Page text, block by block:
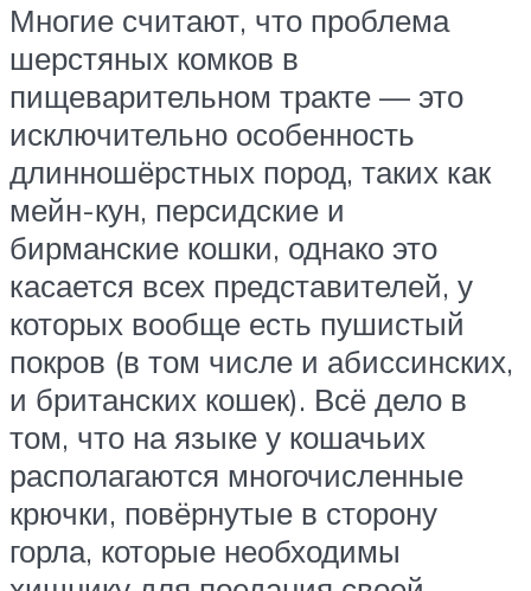
Многие считают, что проблема
шерстяных комков в
пищеварительном тракте — это
исключительно особенность
длинношёрстных пород, таких как
мейн-кун, персидские и
бирманские кошки, однако это
касается всех представителей, у
которых вообще есть пушистый
покров (в том числе и абиссинских,
и британских кошек). Всё дело в
том, что на языке у кошачьих
располагаются многочисленные
крючки, повёрнутые в сторону
горла, которые необходимы